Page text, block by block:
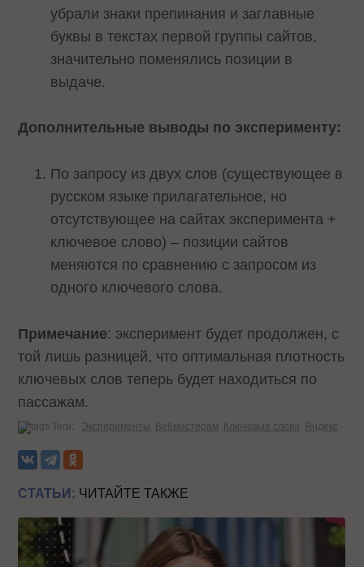
убрали знаки препинания и заглавные
буквы в текстах первой группы сайтов,
значительно поменялись позиции в
выдаче.
Дополнительные выводы по эксперименту:
По запросу из двух слов (существующее в
русском языке прилагательное, но
отсутствующее на сайтах эксперимента +
ключевое слово) – позиции сайтов
меняются по сравнению с запросом из
одного ключевого слова.
Примечание: эксперимент будет продолжен, с
той лишь разницей, что оптимальная плотность
ключевых слов теперь будет находиться по
пассажам.
Теги: Эксперименты Вебмастерам Ключевые слова Яндекс
СТАТЬИ: ЧИТАЙТЕ ТАКЖЕ